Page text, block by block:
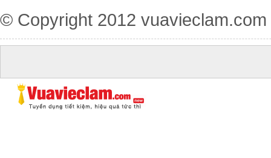
© Copyright 2012 vuavieclam.com